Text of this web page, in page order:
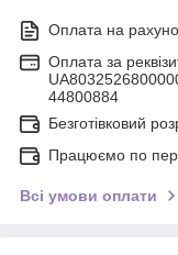
Оплата на
Оплата за
44800884
Безготівковий
Працюємо по
Всі умови оплати